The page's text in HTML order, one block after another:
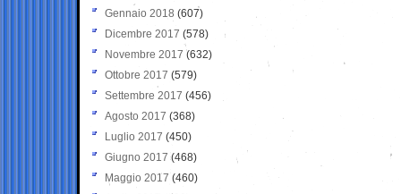
Gennaio 2018 (607)
Dicembre 2017 (578)
Novembre 2017 (632)
Ottobre 2017 (579)
Settembre 2017 (456)
Agosto 2017 (368)
Luglio 2017 (450)
Giugno 2017 (468)
Maggio 2017 (460)